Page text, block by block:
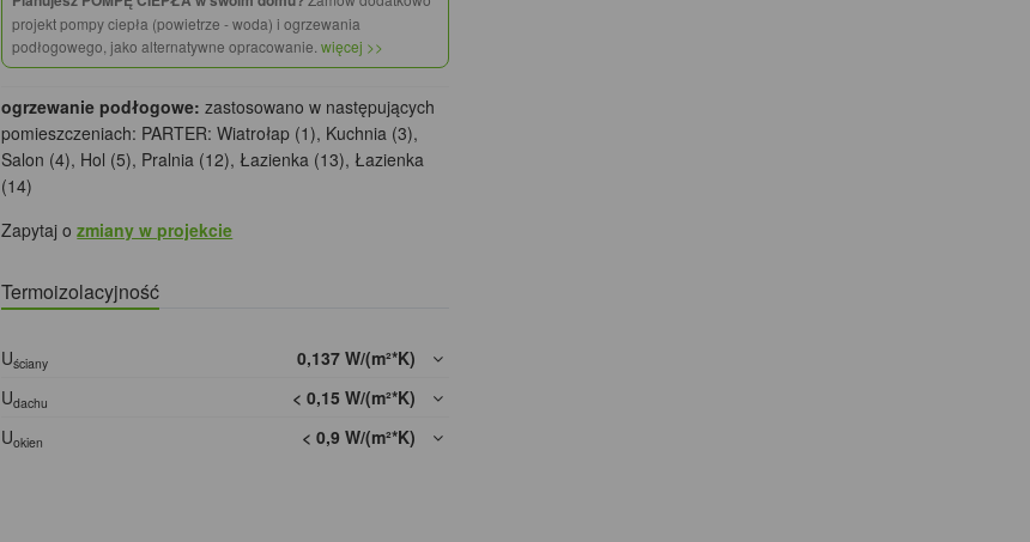
projekt pompy ciepła (powietrze - woda) i ogrzewania
podłogowego, jako alternatywne opracowanie.więcej >>
ogrzewanie podłogowe: zastosowano w następujących
pomieszczeniach: PARTER: Wiatrołap (1), Kuchnia (3),
Salon (4), Hol (5), Pralnia (12), Łazienka (13), Łazienka
(14)
Zapytaj ozmiany w projekcie
Termoizolacyjność
Uściany
0,137 W/(m²*K)
Udachu
< 0,15 W/(m²*K)
Uokien < 0,9 W/(m²*K)